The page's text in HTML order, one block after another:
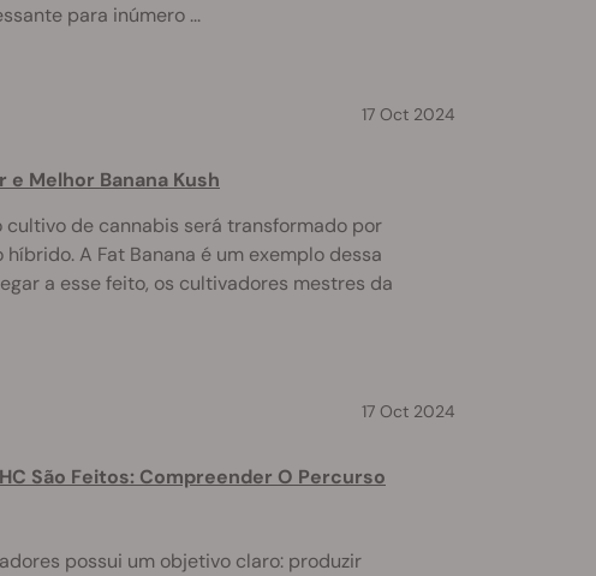
para inúmero ...
17 Oct 2024
e Melhor Banana Kush
cultivo de cannabis será transformado por
A Fat Banana é um exemplo dessa
a esse feito, os cultivadores mestres da
17 Oct 2024
São Feitos: Compreender O Percurso
possui um objetivo claro: produzir